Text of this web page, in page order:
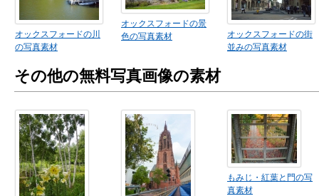
オックスフォードの川
の写真素材
オックスフォードの景
色の写真素材
オックスフォードの街
並みの写真素材
その他の無料写真画像の素材
もみじ・紅葉と門の写
真素材